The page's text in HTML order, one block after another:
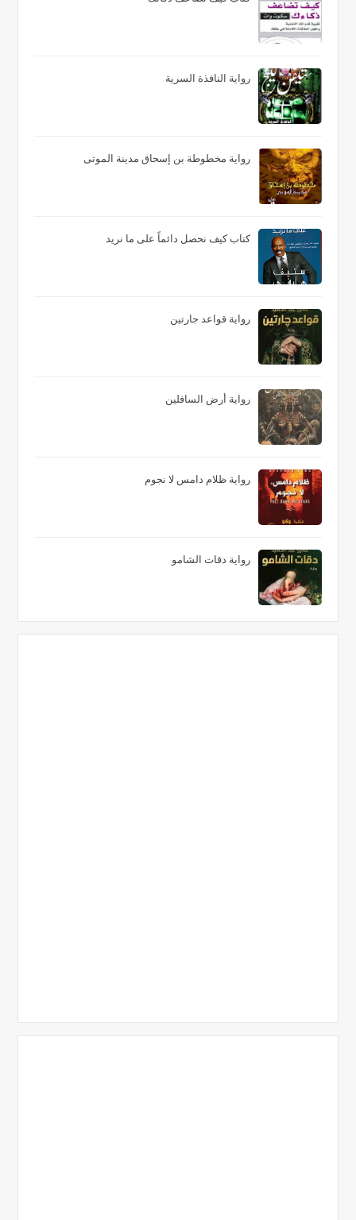
رواية النافذة السرية
رواية مخطوطة بن إسحاق مدينة الموتى
كتاب كيف نحصل دائماً على ما نريد
رواية قواعد جارتين
رواية أرض السافلين
رواية ظلام دامس لا نجوم
رواية دقات الشامو